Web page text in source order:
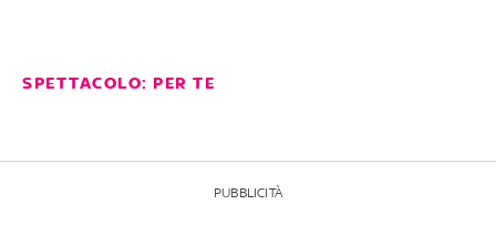
SPETTACOLO: PER TE
PUBBLICITÀ